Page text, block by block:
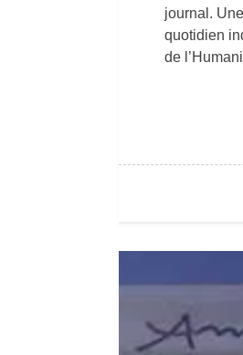
journal.
quotidien
de